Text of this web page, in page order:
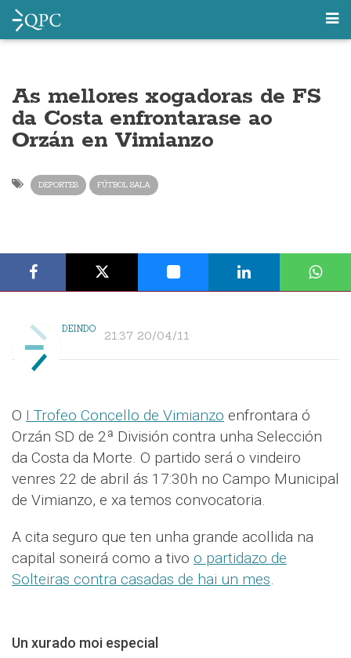
As mellores xogadoras de FS
da Costa enfrontarase ao
Orzán en Vimianzo
DEPORTES FÚTBOL SALA
DEINDO 21:37 20/04/11
O I Trofeo Concello de Vimianzo enfrontara ó
Orzán SD de 2ª División contra unha Selección
da Costa da Morte. O partido será o vindeiro
venres 22 de abril ás 17:30h no Campo Municipal
de Vimianzo, e xa temos convocatoria.
A cita seguro que ten unha grande acollida na
capital soneirá como a tivo o partidazo de
Solteiras contra casadas de hai un mes.
Un xurado moi especial